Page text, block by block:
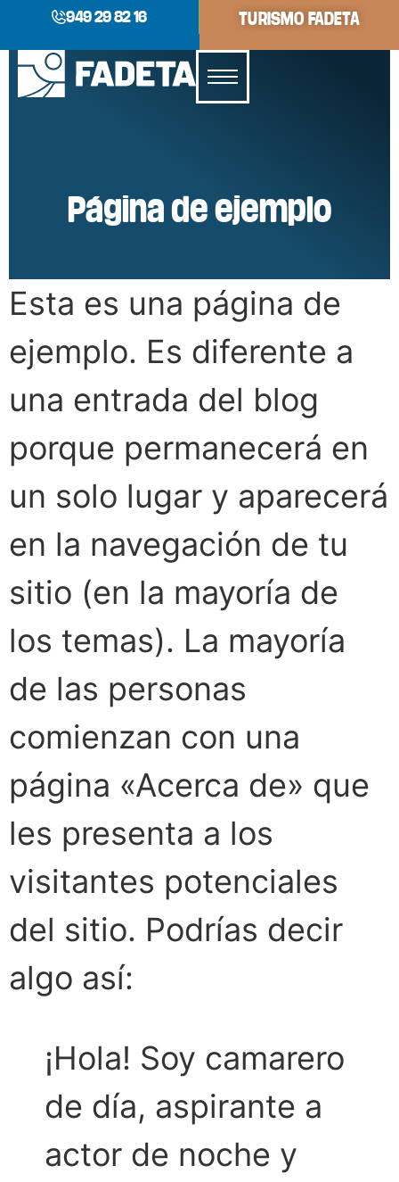
949 29 82 16 TURISMO FADETA
Página de ejemplo
Esta es una página de
ejemplo. Es diferente a
una entrada del blog
porque permanecerá en
un solo lugar y aparecerá
en la navegación de tu
sitio (en la mayoría de
los temas). La mayoría
de las personas
comienzan con una
página «Acerca de» que
les presenta a los
visitantes potenciales
del sitio. Podrías decir
algo así:
¡Hola! Soy camarero
de día, aspirante a
actor de noche y